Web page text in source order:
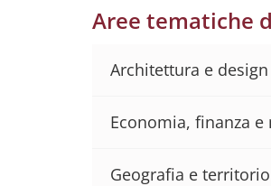
Aree tematiche
Architettura e design
Economia, finanza
Geografia e territorio